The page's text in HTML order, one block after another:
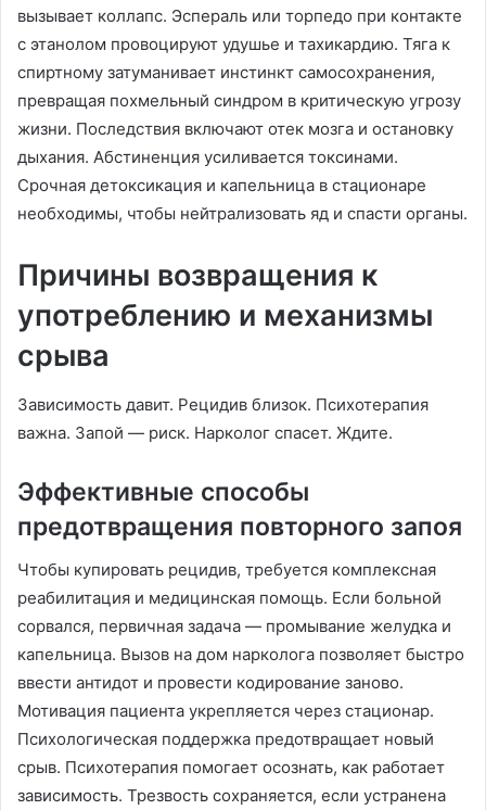
вызывает коллапс. Эспераль или торпедо при контакте
с этанолом провоцируют удушье и тахикардию. Тяга к
спиртному затуманивает инстинкт самосохранения,
превращая похмельный синдром в критическую угрозу
жизни. Последствия включают отек мозга и остановку
дыхания. Абстиненция усиливается токсинами.
Срочная детоксикация и капельница в стационаре
необходимы, чтобы нейтрализовать яд и спасти органы.
Причины возвращения к
употреблению и механизмы
срыва
Зависимость давит. Рецидив близок. Психотерапия
важна. Запой — риск. Нарколог спасет. Ждите.
Эффективные способы
предотвращения повторного запоя
Чтобы купировать рецидив, требуется комплексная
реабилитация и медицинская помощь. Если больной
сорвался, первичная задача — промывание желудка и
капельница. Вызов на дом нарколога позволяет быстро
ввести антидот и провести кодирование заново.
Мотивация пациента укрепляется через стационар.
Психологическая поддержка предотвращает новый
срыв. Психотерапия помогает осознать, как работает
зависимость. Трезвость сохраняется, если устранена